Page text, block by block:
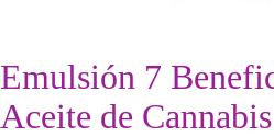
Emulsión 7
Aceite de Cannabis